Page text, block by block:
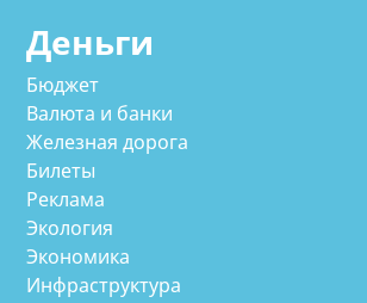
Деньги
Бюджет
Валюта и банки
Железная дорога
Билеты
Реклама
Экология
Экономика
Инфраструктура